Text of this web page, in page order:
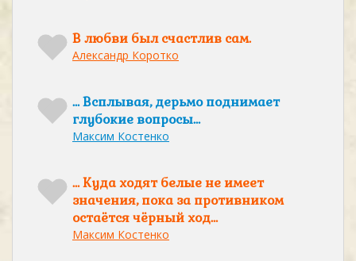
В любви был счастлив сам.
Александр Коротко
… Всплывая, дерьмо поднимает
глубокие вопросы…
Максим Костенко
… Куда ходят белые не имеет
значения, пока за противником
остаётся чёрный ход…
Максим Костенко